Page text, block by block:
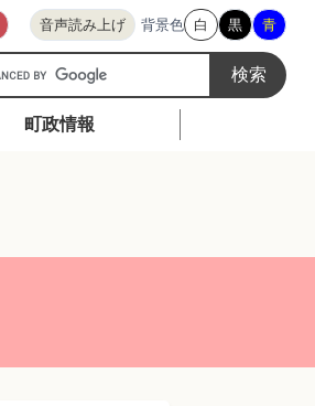
音声読み上げ 背景色 白 黒 青
町政情報